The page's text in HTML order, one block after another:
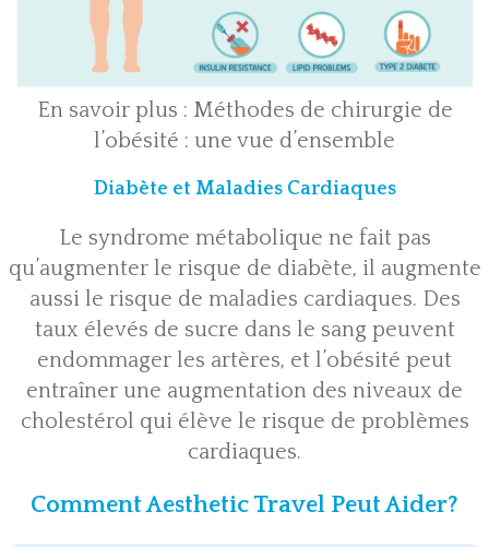
En savoir plus : Méthodes de chirurgie de
l’obésité : une vue d’ensemble
Diabète et Maladies Cardiaques
Le syndrome métabolique ne fait pas
qu’augmenter le risque de diabète, il augmente
aussi le risque de maladies cardiaques. Des
taux élevés de sucre dans le sang peuvent
endommager les artères, et l’obésité peut
entraîner une augmentation des niveaux de
cholestérol qui élève le risque de problèmes
cardiaques.
Comment Aesthetic Travel Peut Aider?